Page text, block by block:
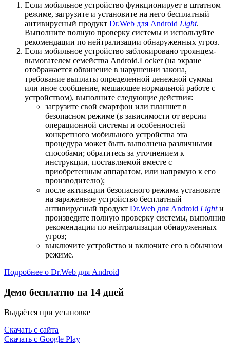
Если мобильное устройство функционирует в штатном
режиме, загрузите и установите на него бесплатный
антивирусный продукт Dr.Web для Android Light.
Выполните полную проверку системы и используйте
рекомендации по нейтрализации обнаруженных угроз.
Если мобильное устройство заблокировано троянцем-
вымогателем семейства Android.Locker (на экране
отображается обвинение в нарушении закона,
требование выплаты определенной денежной суммы
или иное сообщение, мешающее нормальной работе с
устройством), выполните следующие действия:
загрузите свой смартфон или планшет в
безопасном режиме (в зависимости от версии
операционной системы и особенностей
конкретного мобильного устройства эта
процедура может быть выполнена различными
способами; обратитесь за уточнением к
инструкции, поставляемой вместе с
приобретенным аппаратом, или напрямую к его
производителю);
после активации безопасного режима установите
на зараженное устройство бесплатный
антивирусный продукт Dr.Web для Android Lightи
произведите полную проверку системы, выполнив
рекомендации по нейтрализации обнаруженных
угроз;
выключите устройство и включите его в обычном
режиме.
Подробнее о Dr.Web для Android
Демо бесплатно на 14 дней
Выдаётся при установке
Скачать с сайта
Скачать с Google Play